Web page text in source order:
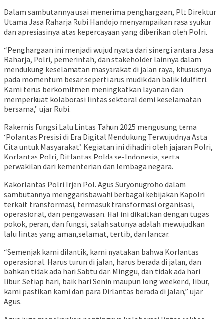
Dalam sambutannya usai menerima penghargaan, Plt Direktur
Utama Jasa Raharja Rubi Handojo menyampaikan rasa syukur
dan apresiasinya atas kepercayaan yang diberikan oleh Polri.
“Penghargaan ini menjadi wujud nyata dari sinergi antara Jasa
Raharja, Polri, pemerintah, dan stakeholder lainnya dalam
mendukung keselamatan masyarakat di jalan raya, khususnya
pada momentum besar seperti arus mudik dan balik Idulfitri.
Kami terus berkomitmen meningkatkan layanan dan
memperkuat kolaborasi lintas sektoral demi keselamatan
bersama,” ujar Rubi.
Rakernis Fungsi Lalu Lintas Tahun 2025 mengusung tema
‘Polantas Presisi di Era Digital Mendukung Terwujudnya Asta
Cita untuk Masyarakat’. Kegiatan ini dihadiri oleh jajaran Polri,
Korlantas Polri, Ditlantas Polda se-Indonesia, serta
perwakilan dari kementerian dan lembaga negara.
Kakorlantas Polri Irjen Pol. Agus Suryonugroho dalam
sambutannya menggarisbawahi berbagai kebijakan Kapolri
terkait transformasi, termasuk transformasi organisasi,
operasional, dan pengawasan. Hal ini dikaitkan dengan tugas
pokok, peran, dan fungsi, salah satunya adalah mewujudkan
lalu lintas yang aman,selamat, tertib, dan lancar.
“Semenjak kami dilantik, kami nyatakan bahwa Korlantas
operasional. Harus turun di jalan, harus berada di jalan, dan
bahkan tidak ada hari Sabtu dan Minggu, dan tidak ada hari
libur. Setiap hari, baik hari Senin maupun long weekend, libur,
kami pastikan kami dan para Dirlantas berada di jalan,” ujar
Agus.